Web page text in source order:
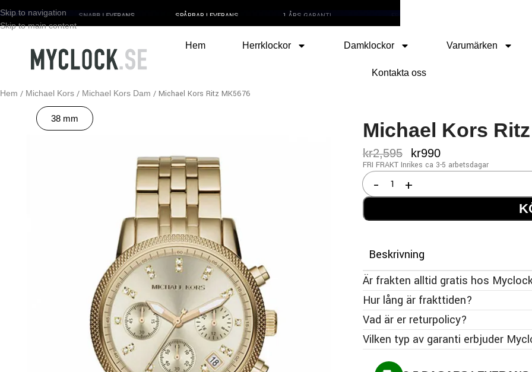
Skip to navigation
Skip to main content
Hem Herrklockor Damklockor Varumärken
Kontakta oss
Hem Michael Kors Michael Kors Dam Michael Kors Ritz MK5676
38 mm
Michael Kors
kr2,595 kr990
FRI FRAKT Inrikes ca 3-5 arbetsdagar
Beskrivning
Är frakten alltid gratis hos
Hur lång är frakttiden?
Vad är er returpolicy?
Vilken typ av garanti erbjuder
SNABB LEVERANS SPÅRBAR LEVERANS 1 ÅRS GARANTI FRI FRAKT